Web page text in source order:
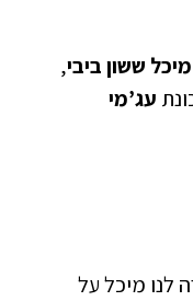
מיכל ששון ביבי,
עג’מי
לנו מיכל על